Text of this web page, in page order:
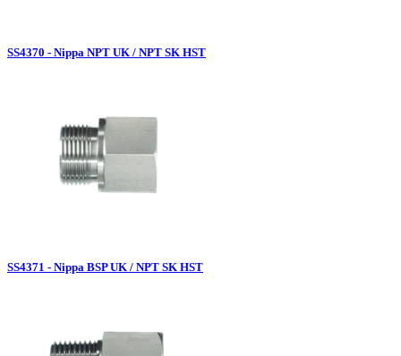
SS4370 - Nippa NPT UK / NPT SK HST
SS4371 - Nippa BSP UK / NPT SK HST